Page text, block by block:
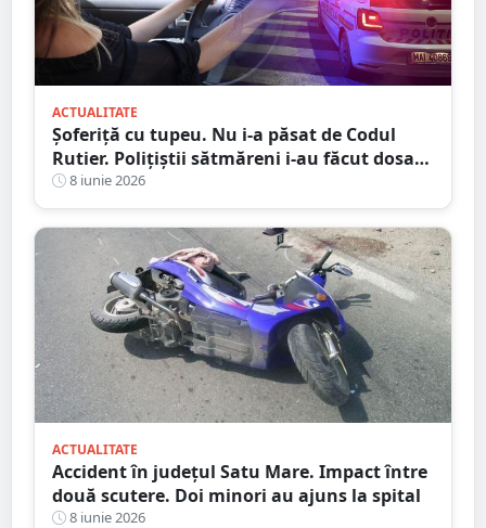
ACTUALITATE
Șoferiță cu tupeu. Nu i-a păsat de Codul
Rutier. Polițiștii sătmăreni i-au făcut dosar
penal
8 iunie 2026
ACTUALITATE
Accident în județul Satu Mare. Impact între
două scutere. Doi minori au ajuns la spital
8 iunie 2026